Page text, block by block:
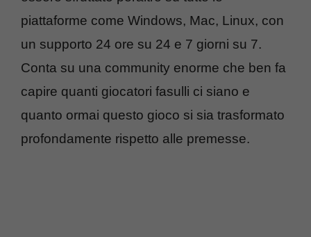
piattaforme come Windows, Mac, Linux, con
un supporto 24 ore su 24 e 7 giorni su 7.
Conta su una community enorme che ben fa
capire quanti giocatori fasulli ci siano e
quanto ormai questo gioco si sia trasformato
profondamente rispetto alle premesse.